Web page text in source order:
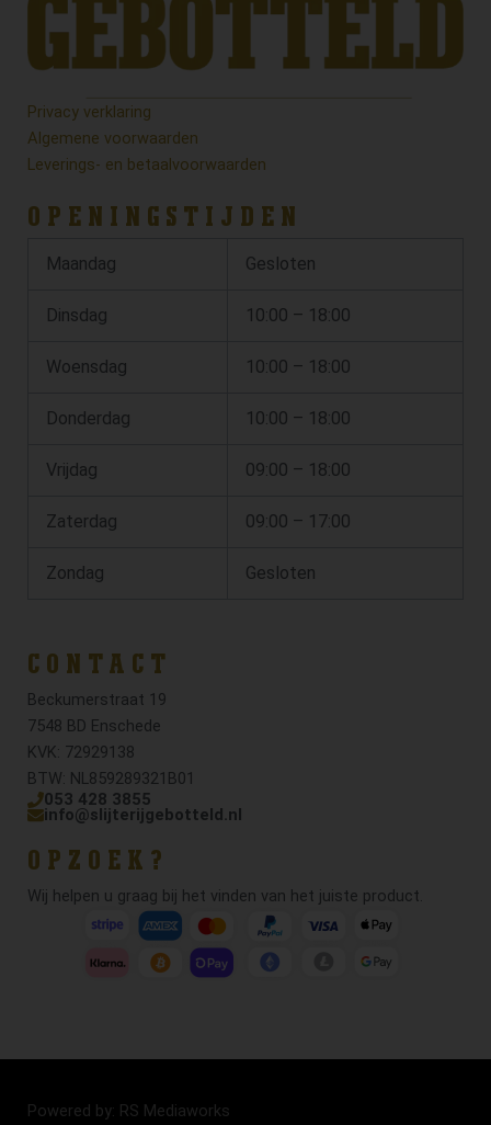
Privacy verklaring
Algemene voorwaarden
Leverings- en betaalvoorwaarden
OPENINGSTIJDEN
Maandag Gesloten
Dinsdag 10:00 – 18:00
Woensdag 10:00 – 18:00
Donderdag 10:00 – 18:00
Vrijdag 09:00 – 18:00
Zaterdag 09:00 – 17:00
Zondag Gesloten
CONTACT
Beckumerstraat 19
7548 BD Enschede
KVK: 72929138
BTW: NL859289321B01
053 428 3855
info@slijterijgebotteld.nl
OPZOEK?
Wij helpen u graag bij het vinden van het juiste product.
Powered by: RS Mediaworks